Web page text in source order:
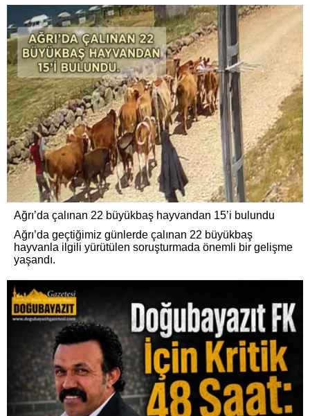
Ağrı’da çalınan 22 büyükbaş hayvandan 15’i bulundu
Ağrı’da geçtiğimiz günlerde çalınan 22 büyükbaş
hayvanla ilgili yürütülen soruşturmada önemli bir gelişme
yaşandı.